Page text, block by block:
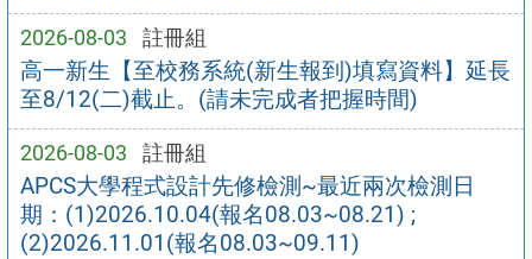
2026-08-03 註冊組
高一新生【至校務系統(新生報到)填寫資料】延長
至8/12(二)截止。(請未完成者把握時間)
2026-08-03 註冊組
APCS大學程式設計先修檢測~最近兩次檢測日
期：(1)2026.10.04(報名08.03~08.21) ;
(2)2026.11.01(報名08.03~09.11)